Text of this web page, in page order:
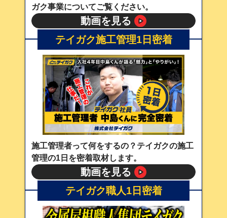
ガク事業についてご覧ください。
動画を見る
テイガク施工管理1日密着
施工管理者って何をするの？テイガクの施工
管理の1日を密着取材します。
動画を見る
テイガク職人1日密着